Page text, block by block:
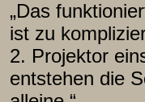
„Das
ist zu
2. Projektor
entstehen die